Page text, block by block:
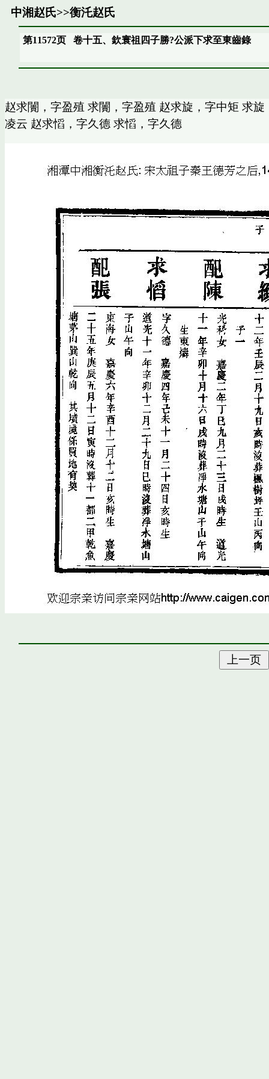
中湘赵氏>>衡汑赵氏
第11572页卷十五、欽寰祖四子勝?公派下求至東齒錄
赵求闠，字盈殖 求闠，字盈殖 赵求旋，字中矩 求
凌云 赵求慆，字久德 求慆，字久德